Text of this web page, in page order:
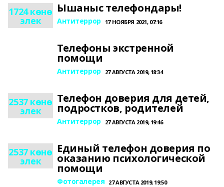
1724 көнө
элек
Ышаныс телефондары!
Антитеррор 17 НОЯБРЯ 2021, 07:16
Телефоны экстренной
помощи
Антитеррор 27 АВГУСТА 2019, 18:34
2537 көнө
элек
Телефон доверия для детей,
подростков, родителей
Антитеррор 27 АВГУСТА 2019, 19:46
2537 көнө
элек
Единый телефон доверия по
оказанию психологической
помощи
Фотогалерея 27 АВГУСТА 2019, 19:50